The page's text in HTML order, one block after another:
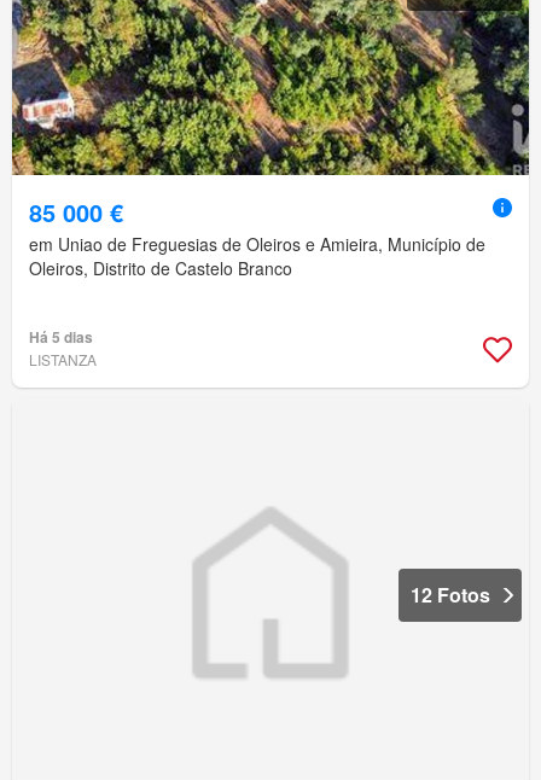
85 000 €
em Uniao de Freguesias de Oleiros e Amieira, Município de
Oleiros, Distrito de Castelo Branco
Há 5 dias
LISTANZA
12 Fotos